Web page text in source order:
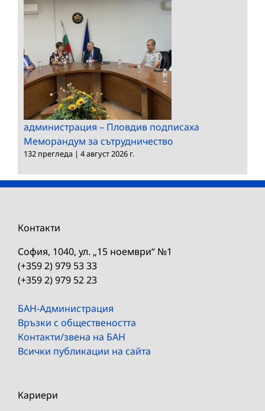
администрация – Пловдив подписаха
Меморандум за сътрудничество
132 прегледа | 4 август 2026 г.
Контакти
София, 1040, ул. „15 ноември“ №1
(+359 2) 979 53 33
(+359 2) 979 52 23
БАН-Администрация
Връзки с обществеността
Контакти/звена на БАН
Всички публикации на сайта
Кариери